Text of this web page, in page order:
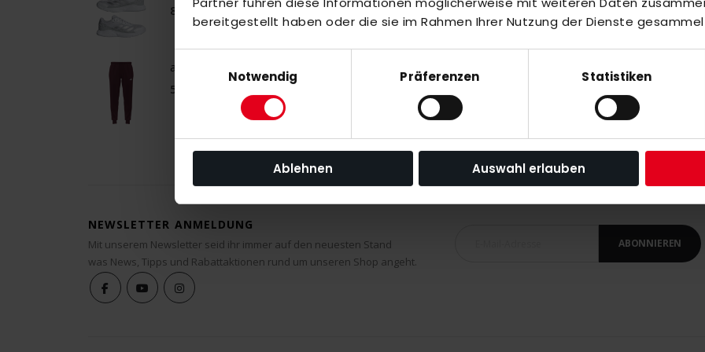
bereitgestellt haben oder die sie im Rahmen Ihrer Nutzung der Dienste
Notwendig
Präferenzen Statistiken
Ablehnen Auswahl erlauben
80,00 €
adidas THC Ahrensburg Sweat Pant Herren burgundy
50,00 €
NEWSLETTER ANMELDUNG
Mit unserem Newsletter seid ihr immer auf den neuesten Stand
was News, Tipps und Rabattaktionen rund um unseren Shop angeht.
ABONNIEREN